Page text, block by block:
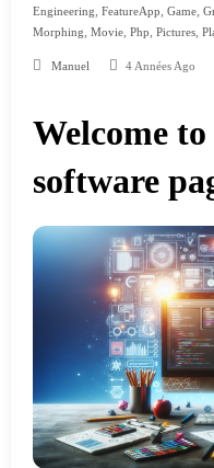
Engineering, FeatureApp, Game,
Morphing, Movie, Php, Pictures,
Manuel 4 Années Ago
Welcome
software